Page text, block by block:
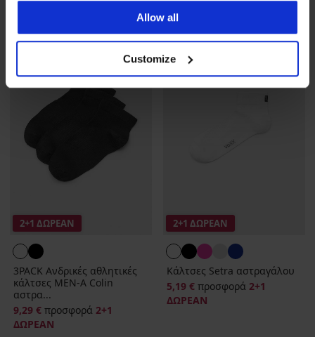
Allow all
Customize
2+1 ΔΩΡΕΑΝ
3PACK Ανδρικές αθλητικές
κάλτσες MEN-A Colin
αστρα...
9,29 € προσφορά 2+1
ΔΩΡΕΑΝ
2+1 ΔΩΡΕΑΝ
Κάλτσες Setra αστραγάλου
5,19 € προσφορά 2+1
ΔΩΡΕΑΝ